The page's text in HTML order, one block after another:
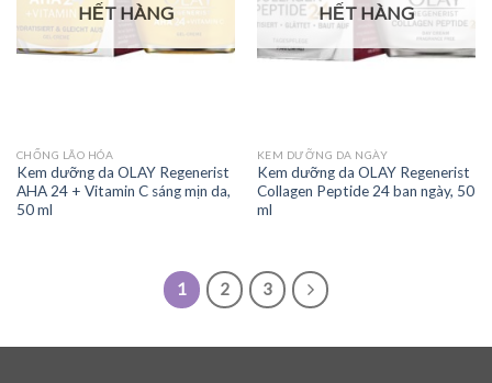
HẾT HÀNG
CHỐNG LÃO HÓA
Kem dưỡng da OLAY Regenerist
AHA 24 + Vitamin C sáng mịn da,
50 ml
HẾT HÀNG
KEM DƯỠNG DA NGÀY
Kem dưỡng da OLAY Regenerist
Collagen Peptide 24 ban ngày, 50
ml
1 2 3